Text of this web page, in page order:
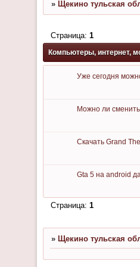
» Щекино тульская
Компьютеры, интернет,
Страница: 1
Уже сегодня
Можно ли сменить
Скачать Grand
Gta 5 на android
Страница: 1
» Щекино тульская